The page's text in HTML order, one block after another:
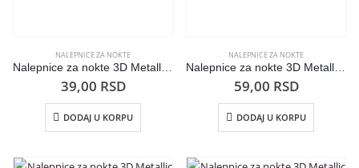
NALEPNICE ZA NOKTE
39,00 RSD
DODAJ U KORPU
NALEPNICE ZA NOKTE
59,00 RSD
DODAJ U KORPU